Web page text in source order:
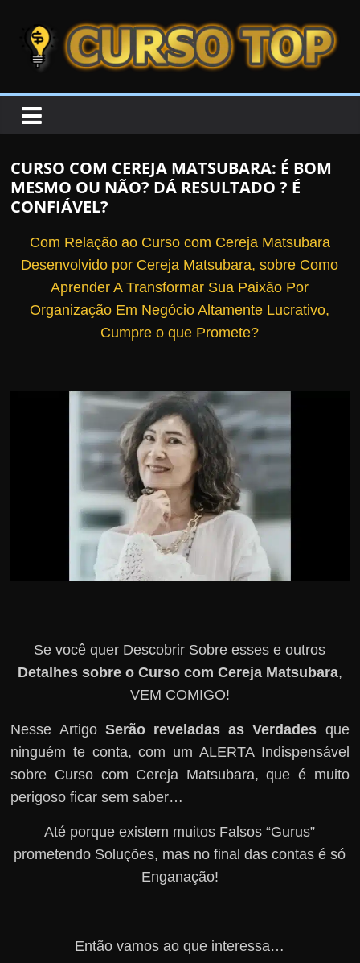
CURSOTOP
s
e
l
CURSO COM CEREJA MATSUBARA: É BOM
MESMO OU NÃO? DÁ RESULTADO ? É
CONFIÁVEL?
Com Relação ao Curso com Cereja Matsubara
Desenvolvido por Cereja Matsubara, sobre Como
Aprender A Transformar Sua Paixão Por
Organização Em Negócio Altamente Lucrativo,
Cumpre o que Promete?
Se você quer Descobrir Sobre esses e outros
Detalhes sobre o Curso com Cereja Matsubara,
VEM COMIGO!
Nesse Artigo Serão reveladas as Verdades que
ninguém te conta, com um ALERTA Indispensável
sobre Curso com Cereja Matsubara, que é muito
perigoso ficar sem saber…
Até porque existem muitos Falsos “Gurus”
prometendo Soluções, mas no final das contas é só
Enganação!
Então vamos ao que interessa…